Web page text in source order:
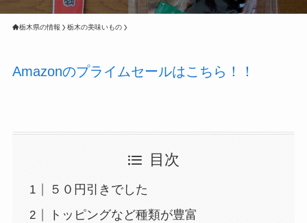
栃木県の情報 栃木の美味いもの
Amazonのプライムセールはこちら！！
目次
５０円引きでした
トッピングなど種類が豊富